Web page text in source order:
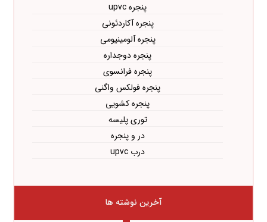
پنجره upvc
پنجره آکاردئونی
پنجره آلومینیومی
پنجره دوجداره
پنجره فرانسوی
پنجره فولکس واگنی
پنجره کشویی
توری پلیسه
در و پنجره
درب upvc
آخرین نوشته ها